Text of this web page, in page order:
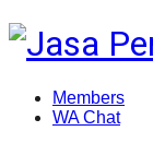
Members
WA Chat